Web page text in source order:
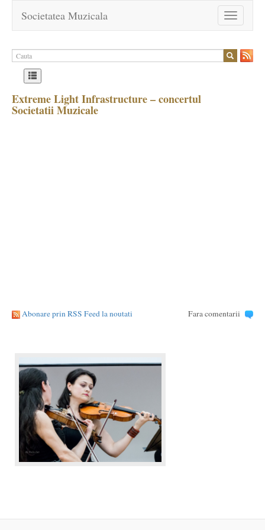
Toggle
navigation
Societatea Muzicala
Extreme Light Infrastructure – concertul
Societatii Muzicale
Abonare prin RSS Feed la noutati Fara comentarii